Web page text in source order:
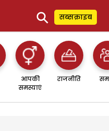
⚲ सब्सक्राइब
आपकी
समस्याएं
राजनीति